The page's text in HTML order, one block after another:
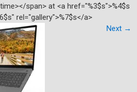
span> at <a href="%3$s">%4$s
rel="gallery">%7$s</a>
Next →